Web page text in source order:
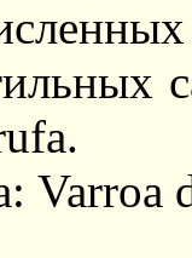
Varroa